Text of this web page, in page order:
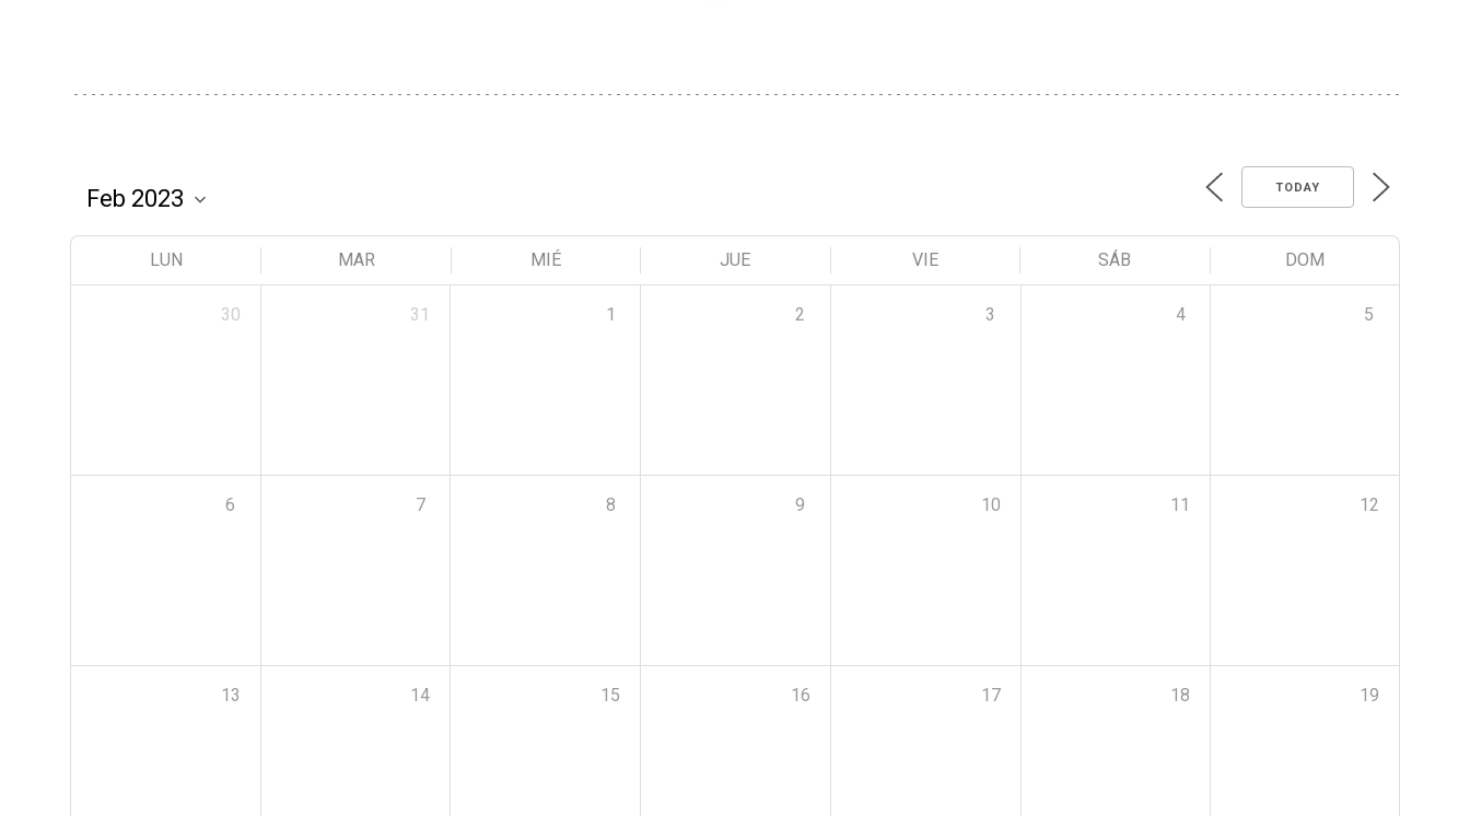
TODAY
LUN MAR MIÉ JUE VIE SÁB DOM
30 31 1 2 3 4 5
6 7 8 9 10 11 12
13 14 15 16 17 18 19